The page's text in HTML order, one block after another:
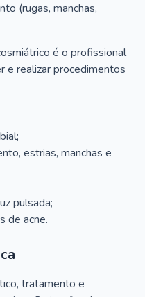
(rugas, manchas,
é o profissional
e realizar procedimentos
estrias, manchas e
pulsada;
de acne.
tratamento e